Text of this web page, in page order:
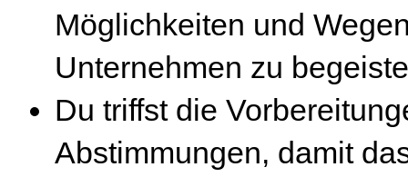
Möglichkeiten und
Unternehmen zu
Du triffst die
Abstimmungen, damit